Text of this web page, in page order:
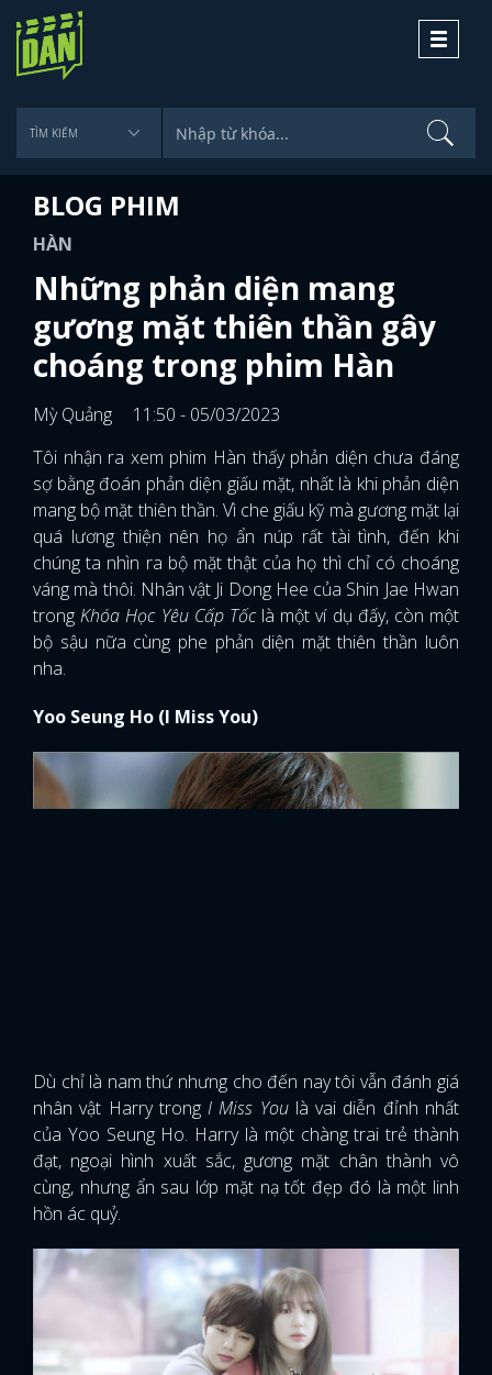
Toggle
BLOG PHIM
HÀN
Những phản diện mang
gương mặt thiên thần gây
choáng trong phim Hàn
Mỳ Quảng
11:50 - 05/03/2023
Tôi nhận ra xem phim Hàn thấy phản diện chưa đáng
sợ bằng đoán phản diện giấu mặt, nhất là khi phản diện
mang bộ mặt thiên thần. Vì che giấu kỹ mà gương mặt lại
quá lương thiện nên họ ẩn núp rất tài tình, đến khi
chúng ta nhìn ra bộ mặt thật của họ thì chỉ có choáng
váng mà thôi. Nhân vật Ji Dong Hee của Shin Jae Hwan
trongKhóa Học Yêu Cấp Tốclà một ví dụ đấy, còn một
bộ sậu nữa cùng phe phản diện mặt thiên thần luôn
nha.
Yoo Seung Ho (I Miss You)
Dù chỉ là nam thứ nhưng cho đến nay tôi vẫn đánh giá
nhân vật Harry trongI Miss You là vai diễn đỉnh nhất
của Yoo Seung Ho. Harry là một chàng trai trẻ thành
đạt, ngoại hình xuất sắc, gương mặt chân thành vô
cùng, nhưng ẩn sau lớp mặt nạ tốt đẹp đó là một linh
hồn ác quỷ.